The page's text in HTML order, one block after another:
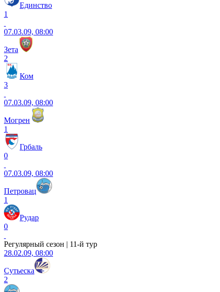
Единство
1
07.03.09, 08:00
Зета
2
Ком
3
07.03.09, 08:00
Могрен
1
Грбаль
0
07.03.09, 08:00
Петровац
1
Рудар
0
Регулярный сезон | 11-й тур
28.02.09, 08:00
Сутьеска
2